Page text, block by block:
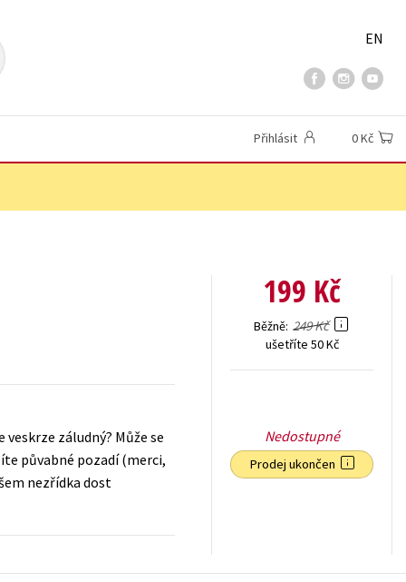
EN
Přihlásit 0 Kč
záludný? Může se
půvabné pozadí (merci,
nezřídka dost
199 Kč
Běžně 249 Kč
ušetříte 50 Kč
Nedostupné
Prodej ukončen